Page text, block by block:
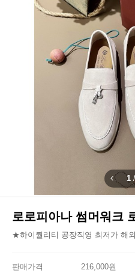
1
로로피아나 썸머워크
★하이퀄리티 공장직영 최저가 해
판매가격
216,000원